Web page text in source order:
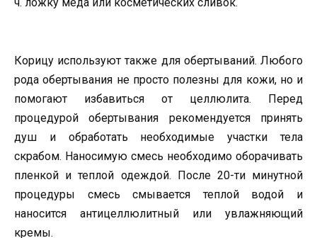
ч. ложку меда или косметических сливок.
Корицу используют также для обертываний. Любого
рода обертывания не просто полезны для кожи, но и
помогают избавиться от целлюлита. Перед
процедурой обертывания рекомендуется принять
душ и обработать необходимые участки тела
скрабом. Наносимую смесь необходимо оборачивать
пленкой и теплой одеждой. После 20-ти минутной
процедуры смесь смывается теплой водой и
наносится антицеллюлитный или увлажняющий
кремы.